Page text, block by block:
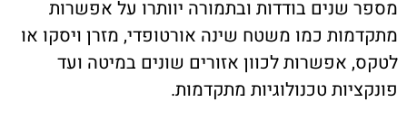
מספר שנים בודדות ובתמורה יוותרו על אפשרות
מתקדמות כמו משטח שינה אורטופדי, מזרן ויסקו או
לטקס, אפשרות לכוון אזורים שונים במיטה ועד
פונקציות טכנולוגיות מתקדמות.